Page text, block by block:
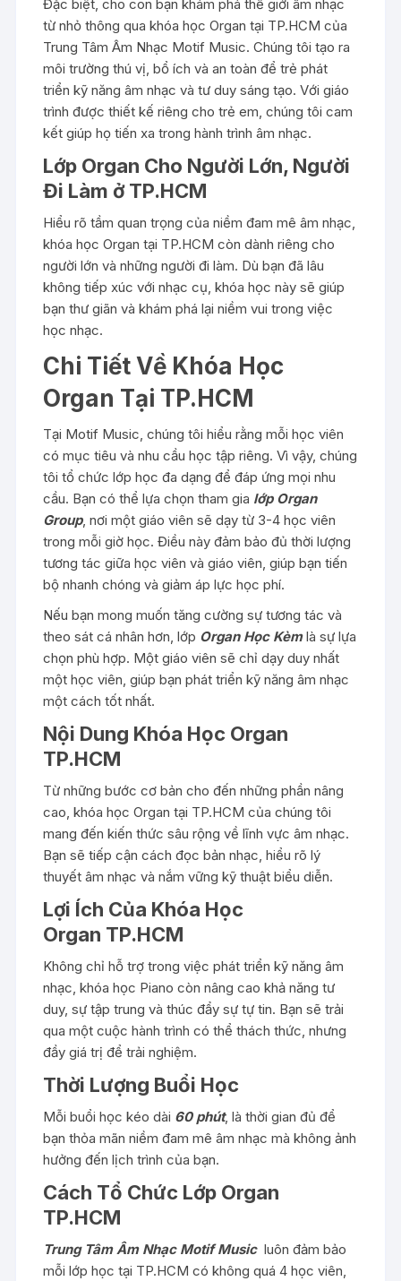
Đặc biệt, cho con bạn khám phá thế giới âm nhạc
từ nhỏ thông qua khóa học Organ tại TP.HCM của
Trung Tâm Âm Nhạc Motif Music. Chúng tôi tạo ra
môi trường thú vị, bổ ích và an toàn để trẻ phát
triển kỹ năng âm nhạc và tư duy sáng tạo. Với giáo
trình được thiết kế riêng cho trẻ em, chúng tôi cam
kết giúp họ tiến xa trong hành trình âm nhạc.
Lớp Organ Cho Người Lớn, Người
Đi Làm ở TP.HCM
Hiểu rõ tầm quan trọng của niềm đam mê âm nhạc,
khóa học Organ tại TP.HCM còn dành riêng cho
người lớn và những người đi làm. Dù bạn đã lâu
không tiếp xúc với nhạc cụ, khóa học này sẽ giúp
bạn thư giãn và khám phá lại niềm vui trong việc
học nhạc.
Chi Tiết Về Khóa Học
Organ Tại TP.HCM
Tại Motif Music, chúng tôi hiểu rằng mỗi học viên
có mục tiêu và nhu cầu học tập riêng. Vì vậy, chúng
tôi tổ chức lớp học đa dạng để đáp ứng mọi nhu
cầu. Bạn có thể lựa chọn tham gia lớp Organ
Group, nơi một giáo viên sẽ dạy từ 3-4 học viên
trong mỗi giờ học. Điều này đảm bảo đủ thời lượng
tương tác giữa học viên và giáo viên, giúp bạn tiến
bộ nhanh chóng và giảm áp lực học phí.
Nếu bạn mong muốn tăng cường sự tương tác và
theo sát cá nhân hơn, lớp OrganHọc Kèmlà sự lựa
chọn phù hợp. Một giáo viên sẽ chỉ dạy duy nhất
một học viên, giúp bạn phát triển kỹ năng âm nhạc
một cách tốt nhất.
Nội Dung Khóa Học Organ
TP.HCM
Từ những bước cơ bản cho đến những phần nâng
cao, khóa học Organ tại TP.HCM của chúng tôi
mang đến kiến thức sâu rộng về lĩnh vực âm nhạc.
Bạn sẽ tiếp cận cách đọc bản nhạc, hiểu rõ lý
thuyết âm nhạc và nắm vững kỹ thuật biểu diễn.
Lợi Ích Của Khóa Học
Organ TP.HCM
Không chỉ hỗ trợ trong việc phát triển kỹ năng âm
nhạc, khóa học Piano còn nâng cao khả năng tư
duy, sự tập trung và thúc đẩy sự tự tin. Bạn sẽ trải
qua một cuộc hành trình có thể thách thức, nhưng
đầy giá trị để trải nghiệm.
Thời Lượng Buổi Học
Mỗi buổi học kéo dài 60 phút, là thời gian đủ để
bạn thỏa mãn niềm đam mê âm nhạc mà không ảnh
hưởng đến lịch trình của bạn.
Cách Tổ Chức Lớp Organ
TP.HCM
Trung Tâm Âm Nhạc Motif Musicluôn đảm bảo
mỗi lớp học tại TP.HCM có không quá 4 học viên,